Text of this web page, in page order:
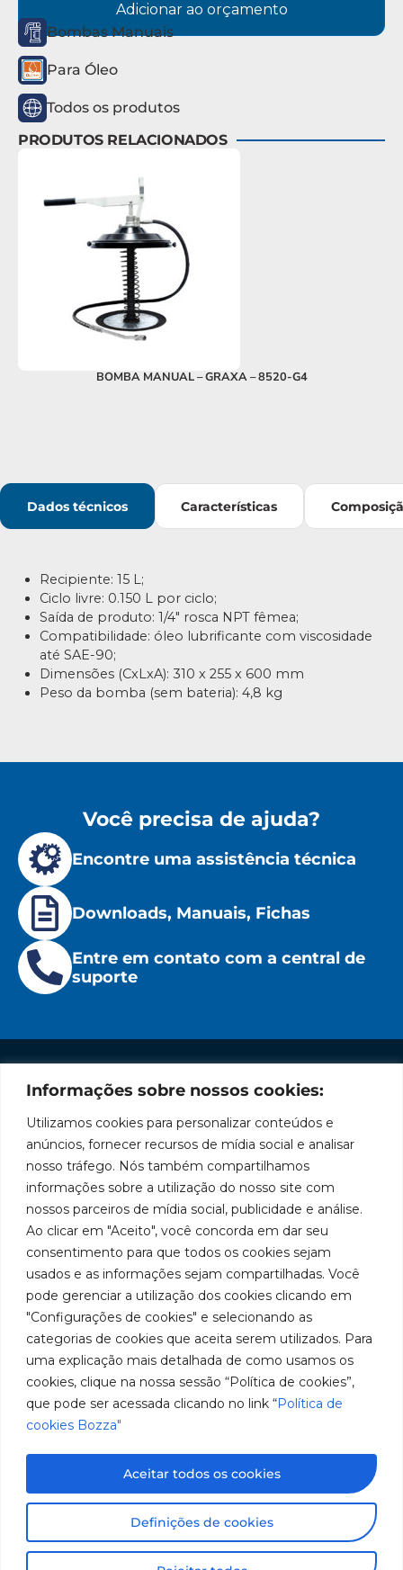
Informações sobre nossos cookies:
Utilizamos cookies para personalizar conteúdos e
anúncios, fornecer recursos de mídia social e analisar
nosso tráfego. Nós também compartilhamos
informações sobre a utilização do nosso site com
nossos parceiros de mídia social, publicidade e análise.
Ao clicar em "Aceito", você concorda em dar seu
consentimento para que todos os cookies sejam
usados e as informações sejam compartilhadas. Você
pode gerenciar a utilização dos cookies clicando em
"Configurações de cookies" e selecionando as
categorias de cookies que aceita serem utilizados. Para
uma explicação mais detalhada de como usamos os
cookies, clique na nossa sessão “Política de cookies”,
que pode ser acessada clicando no link “Política de
cookies Bozza"
Definições de cookies
Aceitar todos os cookies
Adicionar ao orçamento
Bombas Manuais
Para Óleo
Todos os produtos
PRODUTOS RELACIONADOS
BOMBA MANUAL – GRAXA – 8520-G4
Dados técnicos Características
Recipiente: 15 L;
Ciclo livre: 0.150 L por ciclo;
Saída de produto: 1/4″ rosca NPT fêmea;
Compatibilidade: óleo lubrificante com viscosidade
até SAE-90;
Dimensões (CxLxA): 310 x 255 x 600 mm
Peso da bomba (sem bateria): 4,8 kg
Você precisa de ajuda?
Encontre uma assistência técnica
Downloads, Manuais, Fichas
Entre em contato com a central de
suporte
Marca
líder
em
fabricação
de
equipamentos
para
lubrificação
e
abastecimento
da
América
Políticas
Privacidade
Políticas
de
Cookies
Institucional
A Bozza
Produtos
Soluções
Assistências
Técnicas
Seja um
representante
Trabalhe
Conosco
Localização
Rua
Tiradentes,
931 – Anexo
Franchini,
50/96
Bairro: Santa
Terezinha
São Bernardo
do Campo –
SP
Fale
Conosco
SAC: 0800
019 5050
Redes
Facebook
LinkedIn
Instagram
Imagens meramente ilustrativas. Informações sujeitas a
alterações sem aviso prévio. Todos os direitos são
reservados à José Murilia Bozza Comércio e Indústria